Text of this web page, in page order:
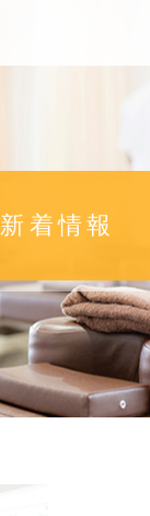
新着情報